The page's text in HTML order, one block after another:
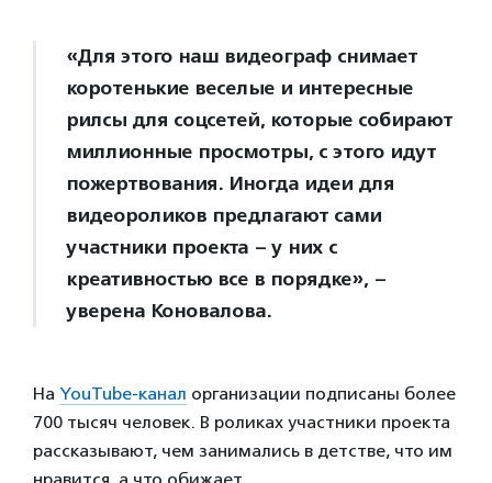
«Для этого наш видеограф снимает
коротенькие веселые и интересные
рилсы для соцсетей, которые собирают
миллионные просмотры, с этого идут
пожертвования. Иногда идеи для
видеороликов предлагают сами
участники проекта – у них с
креативностью все в порядке», –
уверена Коновалова.
На YouTube-канал организации подписаны более
700 тысяч человек. В роликах участники проекта
рассказывают, чем занимались в детстве, что им